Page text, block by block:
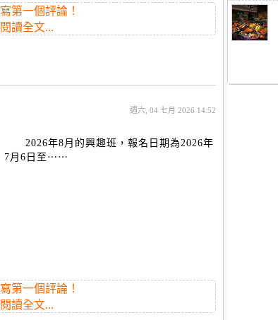
寫第一個評論！
閱讀全文...
週六, 04 七月 2026 14:52
2026年8月的興趣班，報名日期為2026年
7月6日至⋯⋯
寫第一個評論！
閱讀全文...